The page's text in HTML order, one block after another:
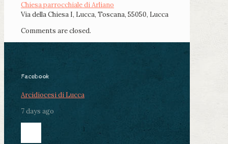
Chiesa parrocchiale di Arliano
Via della Chiesa I, Lucca, Toscana, 55050, Lucca
Comments are closed.
Facebook
Arcidiocesi di Lucca
7 days ago